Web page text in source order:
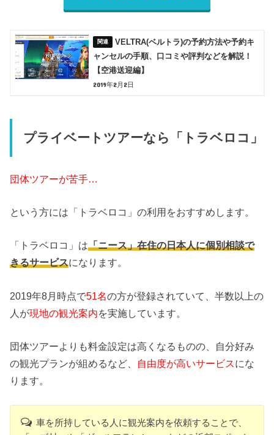
VELTRA(ベルトラ)の予約方法や予約キ
ャンセルの手順、口コミや評判などを解説！
【空港送迎編】
2019年2月2日
プライベートツアーなら「トラベロコ」
団体ツアーが苦手…
という方には「トラベロコ」の利用をおすすめします。
「トラベロコ」は「ニース」在住の日本人に個別相談で
きるサービスになります。
2019年8月時点で51名の方が登録されていて、半数以上の
人が現地の観光案内を実施しています。
団体ツアーよりも料金設定は高くなるものの、自分好み
の観光プランが組めるなど、 自由度が高いサービスにな
ります。
車を所持している人に観光案内を依頼することで、